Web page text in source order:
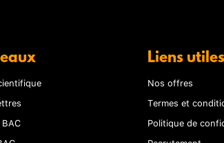
Liens utiles
Nos offres
Termes et
Politique de